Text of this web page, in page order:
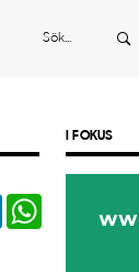
Sök
LinkedIn
I FOKUS